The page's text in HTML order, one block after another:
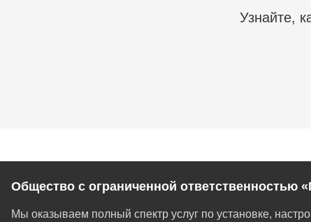
Узнайте,
Общество с ограниченной ответственностью
Мы оказываем полный спектр услуг по установке,